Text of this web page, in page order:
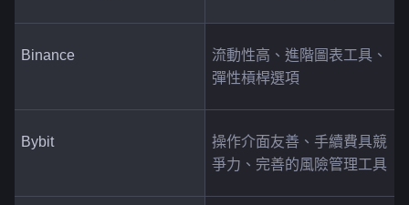
Binance
流動性高、進階圖表工具、
彈性槓桿選項
Bybit
操作介面友善、手續費具競
爭力、完善的風險管理工具